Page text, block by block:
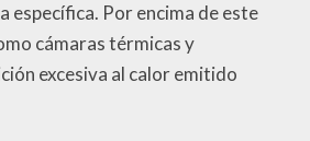
específica. Por encima de este
cámaras térmicas y
excesiva al calor emitido